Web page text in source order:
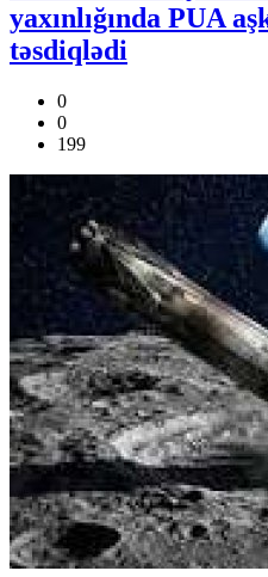
yaxınlığında PUA
təsdiqlədi
0
0
199